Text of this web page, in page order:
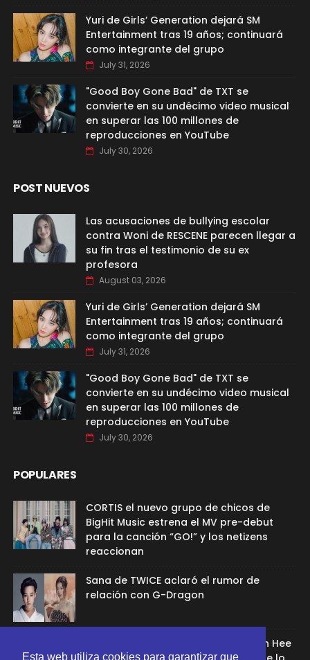
Esta web utiliza cookies para garantizar que
Yuri de Girls’ Generation dejará SM
Entertainment tras 19 años; continuará
como integrante del grupo
July 31, 2026
"Good Boy Gone Bad" de TXT se
convierte en su undécimo video musical
en superar las 100 millones de
reproducciones en YouTube
July 30, 2026
POST NUEVOS
Las acusaciones de bullying escolar
contra Woni de RESCENE parecen llegar a
su fin tras el testimonio de su ex
profesora
August 03, 2026
Yuri de Girls’ Generation dejará SM
Entertainment tras 19 años; continuará
como integrante del grupo
July 31, 2026
"Good Boy Gone Bad" de TXT se
convierte en su undécimo video musical
en superar las 100 millones de
reproducciones en YouTube
July 30, 2026
POPULARES
CORTIS el nuevo grupo de chicos de
BigHit Music estrena el MV pre-debut
para la canción “GO!” y los netizens
reaccionan
Sana de TWICE aclaró el rumor de
relación con G-Dragon
Ex aprendíz de ADOR afirmó que Min Hee